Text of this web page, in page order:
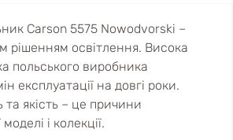
Carson 5575 Nowodvorski –
рішенням освітлення. Висока
польського виробника
експлуатації на довгі роки.
та якість – це причини
і колекції.